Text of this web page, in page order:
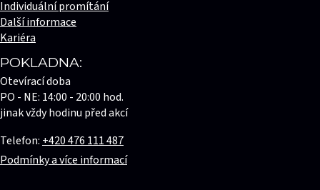
Individuální promítání
Další informace
Kariéra
POKLADNA:
Otevírací doba
PO - NE: 14:00 - 20:00 hod.
jinak vždy hodinu před akcí
Telefon: +420 476 111 487
Podmínky a více informací